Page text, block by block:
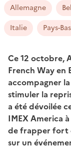
Allemagne
Italie
Pays-Bas
Ce 12 octobre,
French Way en
accompagner
stimuler la
a été dévoilée
IMEX America
de frapper fort
sur un